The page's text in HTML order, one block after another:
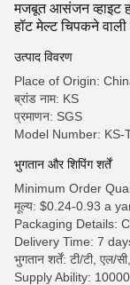
मजबूत आसंजन व्हाइट
हॉट मेल्ट चिपकने
उत्पाद विवरण
Place of Origin:
ब्रांड नाम: KS
प्रमाणन: SGS
Model Number: KS-
भुगतान और शिपिंग शर्तें
Minimum Order
मूल्य: $0.24-0.93 a
Packaging Details:
Delivery Time: 7
भुगतान शर्तें: टी/टी, एल/
Supply Ability: